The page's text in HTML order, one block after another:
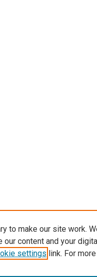
to make our site work.
content and your
settings link. For